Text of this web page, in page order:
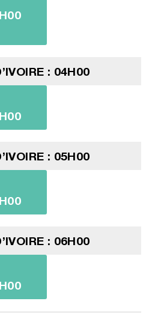
: 04H00
: 05H00
: 06H00